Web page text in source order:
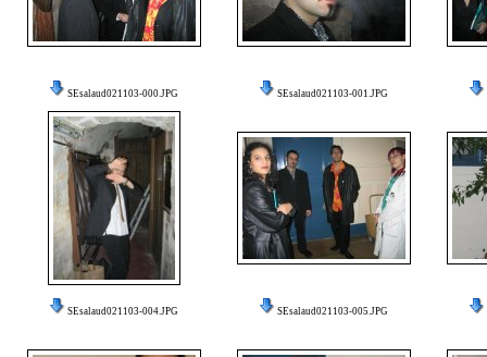
SEsalaud021103-000.JPG SEsalaud021103-001.JPG
SEsalaud021103-004.JPG SEsalaud021103-005.JPG